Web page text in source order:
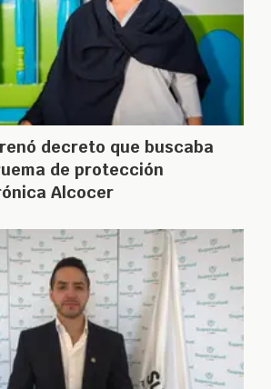
decreto que buscaba
de protección
Alcocer